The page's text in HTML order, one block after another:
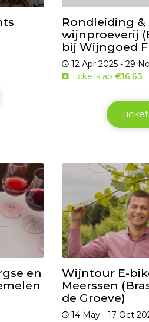
Rondleiding &
wijnproeverij
bij Wijngoed
12 Apr 2025 - 29
Tickets ab €16,63
en
Wijntour E-
Meerssen
de Groeve)
14 May - 17 Oct